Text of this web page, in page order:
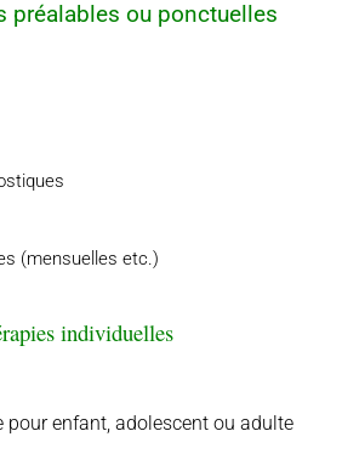
préalables ou ponctuelles
(mensuelles etc.)
individuelles
pour enfant, adolescent ou adulte